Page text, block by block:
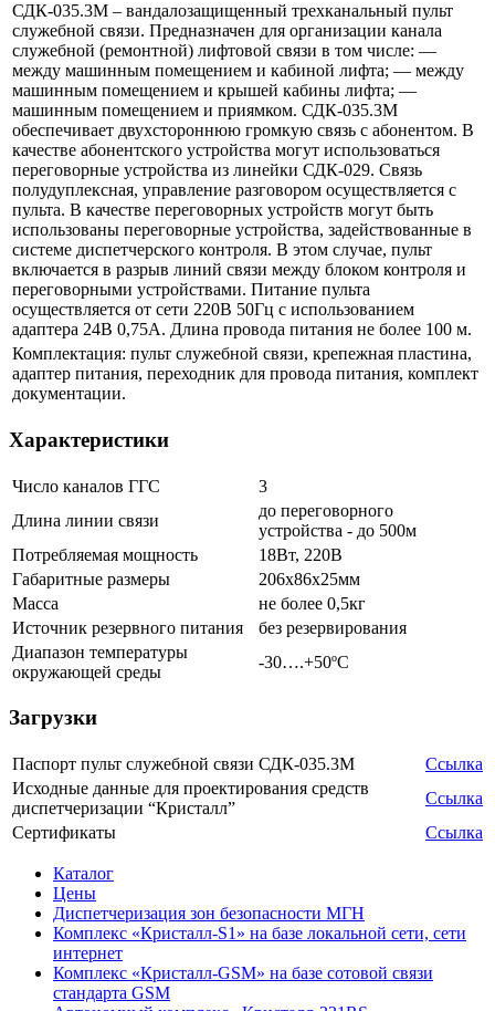
СДК-035.3М – вандалозащищенный трехканальный пульт
служебной связи. Предназначен для организации канала
служебной (ремонтной) лифтовой связи в том числе: —
между машинным помещением и кабиной лифта; — между
машинным помещением и крышей кабины лифта; —
машинным помещением и приямком. СДК-035.3М
обеспечивает двухстороннюю громкую связь с абонентом. В
качестве абонентского устройства могут использоваться
переговорные устройства из линейки СДК-029. Связь
полудуплексная, управление разговором осуществляется с
пульта. В качестве переговорных устройств могут быть
использованы переговорные устройства, задействованные в
системе диспетчерского контроля. В этом случае, пульт
включается в разрыв линий связи между блоком контроля и
переговорными устройствами. Питание пульта
осуществляется от сети 220В 50Гц с использованием
адаптера 24В 0,75А. Длина провода питания не более 100 м.
Комплектация: пульт служебной связи, крепежная пластина,
адаптер питания, переходник для провода питания, комплект
документации.
Характеристики
Число каналов ГГС
3
Длина линии связи
до переговорного
устройства - до 500м
Потребляемая мощность
18Вт, 220В
Габаритные размеры
206х86х25мм
Масса
не более 0,5кг
Источник резервного питания
без резервирования
Диапазон температуры
окружающей среды
-30….+50ºС
Загрузки
Паспорт пульт служебной связи СДК-035.3М
Ссылка
Исходные данные для проектирования средств
диспетчеризации “Кристалл”
Ссылка
Сертификаты
Ссылка
Каталог
Цены
Диспетчеризация зон безопасности МГН
Комплекс «Кристалл-S1» на базе локальной сети, сети
интернет
Комплекс «Кристалл-GSM» на базе сотовой связи
стандарта GSM